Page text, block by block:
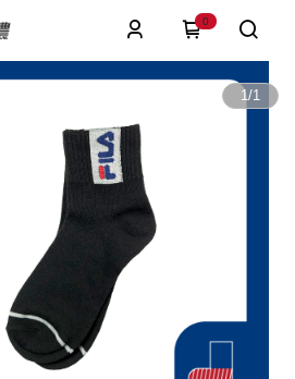
0
1/1